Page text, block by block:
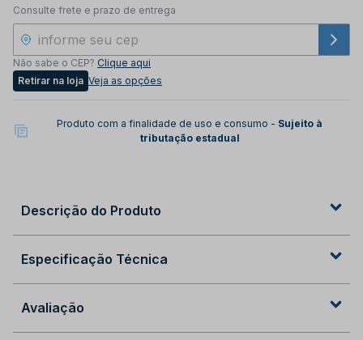
Consulte frete e prazo de entrega
Não sabe o CEP? Clique aqui
Retirar na loja Veja as opções
Produto com a finalidade de uso e consumo - Sujeito à
tributação estadual
Descrição do Produto
Especificação Técnica
Avaliação